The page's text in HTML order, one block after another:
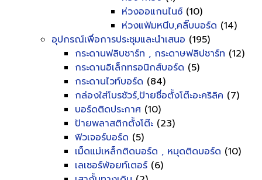
ห่วงออแกนไนซ์ (10)
ห่วงแฟ้มหนีบ,คลิ๊บบอร์ด (14)
อุปกรณ์เพื่อการประชุมและนำเสนอ (195)
กระดานฟลิบชาร์ท , กระดาษฟลิปชาร์ท (12)
กระดานอิเล็กทรอนิกส์บอร์ด (5)
กระดานไวท์บอร์ด (84)
กล่องใส่โบรชัวร์,ป้ายชื่อตั้งโต๊ะอะคริลิค (7)
บอร์ดติดประกาศ (10)
ป้ายพลาสติกตั้งโต๊ะ (23)
ฟิวเจอร์บอร์ด (5)
เม็ดแม่เหล็กติดบอร์ด , หมุดติดบอร์ด (10)
เลเซอร์พ้อยท์เตอร์ (6)